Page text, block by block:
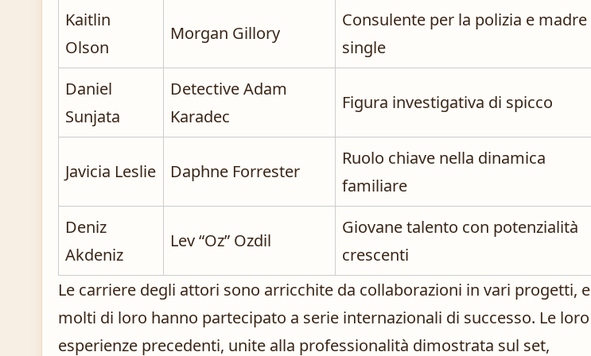
Kaitlin
Olson
Morgan Gillory
Consulente per la polizia e madre
single
Daniel
Sunjata
Detective Adam
Karadec
Figura investigativa di spicco
Javicia Leslie Daphne Forrester
Ruolo chiave nella dinamica
familiare
Deniz
Akdeniz
Lev “Oz” Ozdil
Giovane talento con potenzialità
crescenti
Le carriere degli attori sono arricchite da collaborazioni in vari progetti, e
molti di loro hanno partecipato a serie internazionali di successo. Le loro
esperienze precedenti, unite alla professionalità dimostrata sul set,